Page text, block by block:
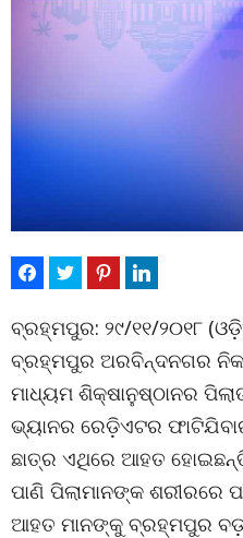
ବ୍ରହ୍ମପୁର: ୨୯/୧୧/୨୦୧୮
ବ୍ରହ୍ମପୁର ଅରବିନ୍ଦନଗର
ମାଧ୍ୟମ ଶିକ୍ଷାନୁଷ୍ଠାନର
ଭ୍ୟାନର ରେଡ଼ିଏଟର
ଛାତ୍ର ଏଥିରେ ଆହତ
ପାଣି ପିଲାମାନଙ୍କ ଶରୀରରେ
ଆହତ ମାନଙ୍କୁ ବ୍ରହ୍ମପୁର